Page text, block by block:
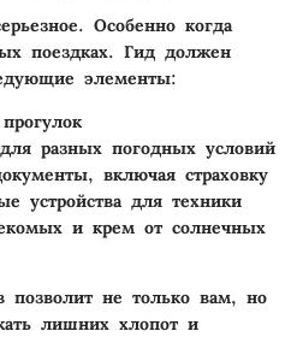
Особенно когда
поездках. Гид должен
элементы:
разных погодных условий
включая страховку
устройства для техники
и крем от солнечных
позволит не только вам, но
лишних хлопот и